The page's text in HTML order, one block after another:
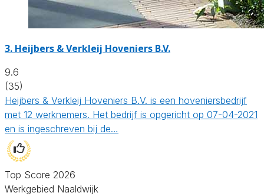
3. Heijbers & Verkleij Hoveniers B.V.
9.6
(35)
Heijbers & Verkleij Hoveniers B.V. is een hoveniersbedrijf
met 12 werknemers. Het bedrijf is opgericht op 07-04-2021
en is ingeschreven bij de…
Top Score 2026
Werkgebied Naaldwijk